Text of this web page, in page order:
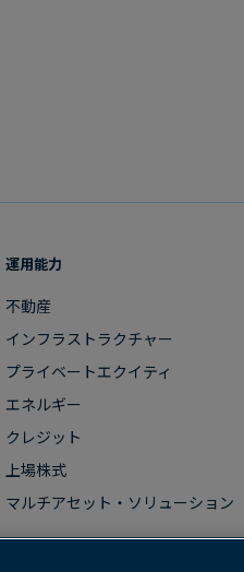
運用能力
不動産
インフラストラクチャー
プライベートエクイティ
エネルギー
クレジット
上場株式
マルチアセット・ソリューション